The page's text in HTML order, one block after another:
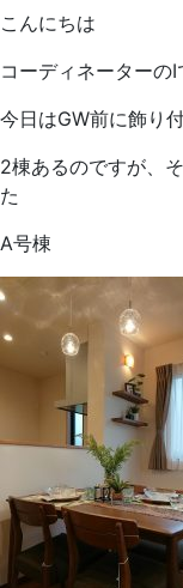
こんにちは
コーディネーターのI
今日はGW前に飾り
2棟あるのですが、
た
A号棟